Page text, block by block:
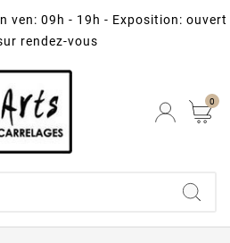
ven: 09h - 19h - Exposition: ouvert
rendez-vous
0